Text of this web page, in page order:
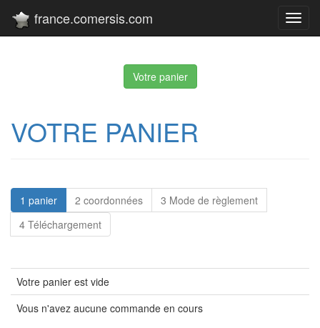
france.comersis.com
Votre panier
VOTRE PANIER
1 panier 2 coordonnées
3 Mode de règlement
4 Téléchargement
Votre panier est vide
Vous n'avez aucune commande en cours